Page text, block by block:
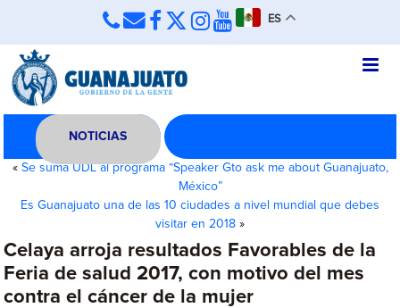
ES
NOTICIAS
« Se suma UDL al programa “Speaker Gto ask me about Guanajuato,
México”
Es Guanajuato una de las 10 ciudades a nivel mundial que debes
visitar en 2018 »
Celaya arroja resultados Favorables de la
Feria de salud 2017, con motivo del mes
contra el cáncer de la mujer